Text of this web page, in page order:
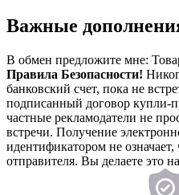
Важные
В обмен предложите мне:
Правила Безопасности!
банковский счет, пока не
подписанный договор
частные рекламодатели не
встречи. Получение
идентификатором не
отправителя. Вы делаете это